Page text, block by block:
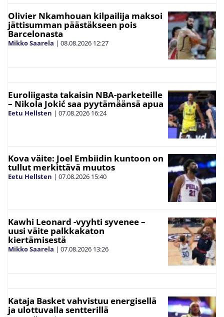
Olivier Nkamhouan kilpailija maksoi
jättisumman päästäkseen pois
Barcelonasta
Mikko Saarela | 08.08.2026 12:27
Euroliigasta takaisin NBA-parketeille
– Nikola Jokić saa pyytämäänsä apua
Eetu Hellsten | 07.08.2026 16:24
Kova väite: Joel Embiidin kuntoon on
tullut merkittävä muutos
Eetu Hellsten | 07.08.2026 15:40
Kawhi Leonard -vyyhti syvenee –
uusi väite palkkakaton
kiertämisestä
Mikko Saarela | 07.08.2026 13:26
Kataja Basket vahvistuu energisellä
ja ulottuvalla sentterillä